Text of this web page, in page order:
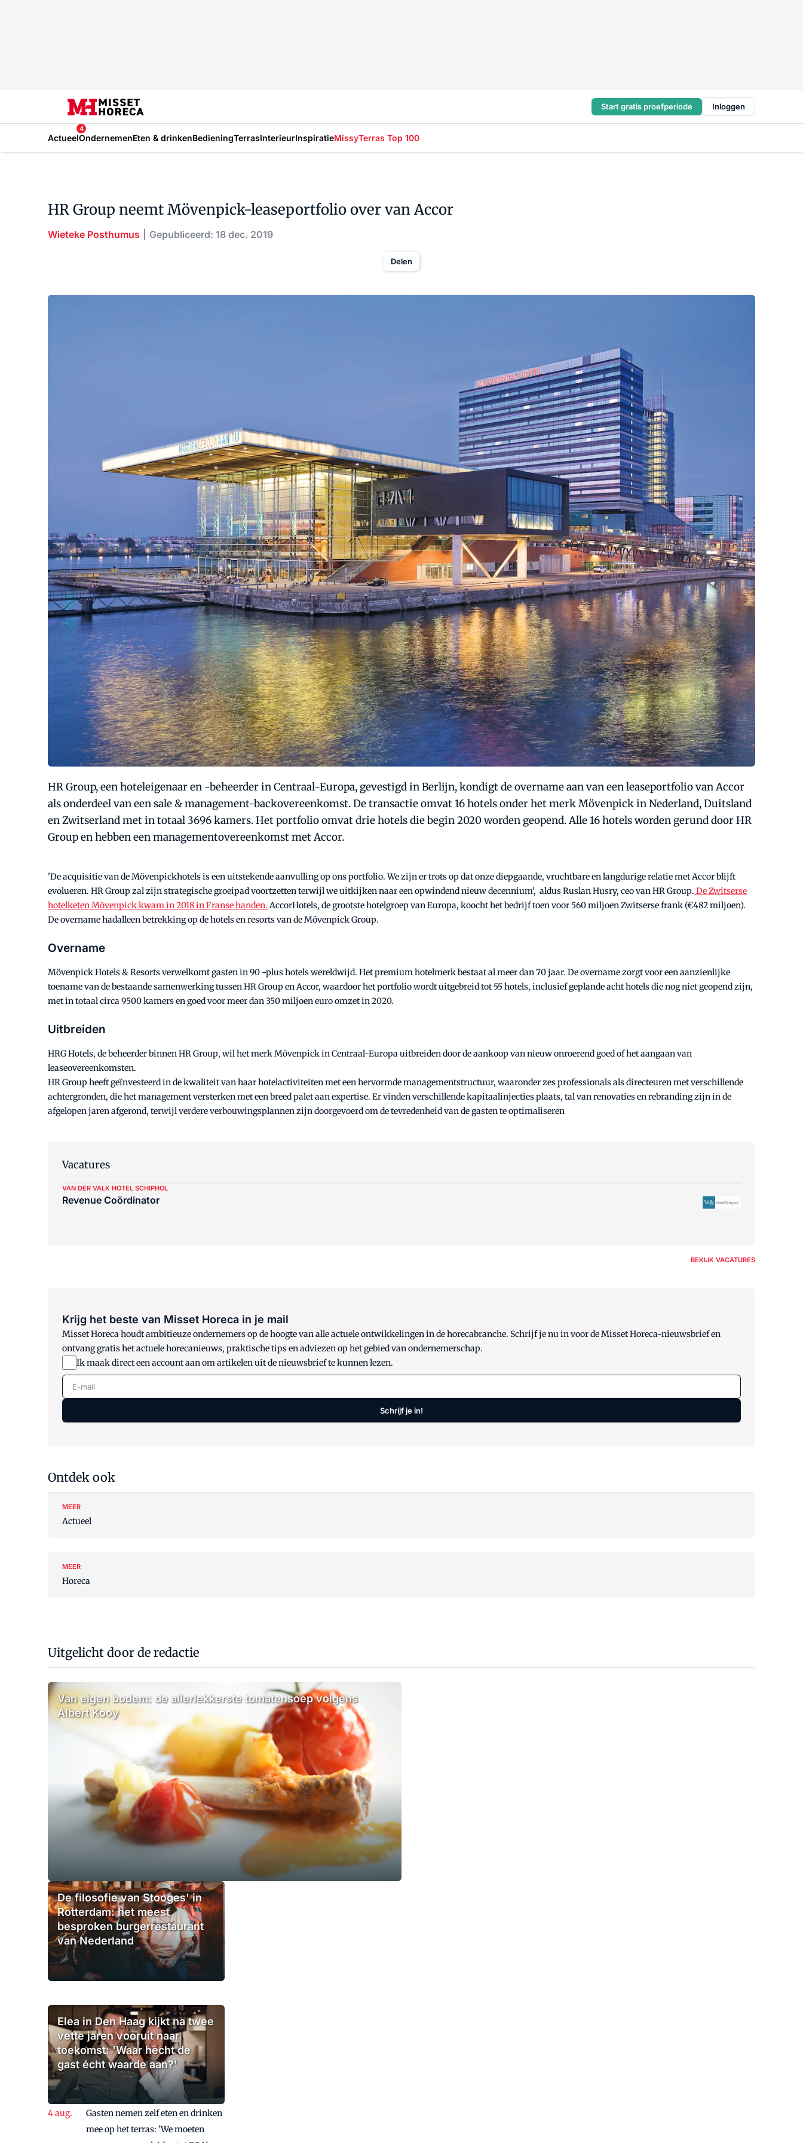
Start gratis proefperiode Inloggen
Actueel
4
OndernemenEten & drinkenBedieningTerrasInterieurInspiratieMissyTerras Top 100
HR Group neemt Mövenpick-leaseportfolio over van Accor
Wieteke Posthumus Gepubliceerd: 18 dec. 2019
Delen
HR Group, een hoteleigenaar en -beheerder in Centraal-Europa, gevestigd in Berlijn, kondigt de overname aan van een leaseportfolio van Accor
als onderdeel van een sale & management-backovereenkomst. De transactie omvat 16 hotels onder het merk Mövenpick in Nederland, Duitsland
en Zwitserland met in totaal 3696 kamers. Het portfolio omvat drie hotels die begin 2020 worden geopend. Alle 16 hotels worden gerund door HR
Group en hebben een managementovereenkomst met Accor.
'De acquisitie van de Mövenpickhotels is een uitstekende aanvulling op ons portfolio. We zijn er trots op dat onze diepgaande, vruchtbare en langdurige relatie met Accor blijft
evolueren. HR Group zal zijn strategische groeipad voortzetten terwijl we uitkijken naar een opwindend nieuw decennium', aldus Ruslan Husry, ceo van HR Group. De Zwitserse
hotelketen Mövenpick kwam in 2018 in Franse handen. AccorHotels, de grootste hotelgroep van Europa, koocht het bedrijf toen voor 560 miljoen Zwitserse frank (€482 miljoen).
De overname hadalleen betrekking op de hotels en resorts van de Mövenpick Group.
Overname
Mövenpick Hotels & Resorts verwelkomt gasten in 90 -plus hotels wereldwijd. Het premium hotelmerk bestaat al meer dan 70 jaar. De overname zorgt voor een aanzienlijke
toename van de bestaande samenwerking tussen HR Group en Accor, waardoor het portfolio wordt uitgebreid tot 55 hotels, inclusief geplande acht hotels die nog niet geopend zijn,
met in totaal circa 9500 kamers en goed voor meer dan 350 miljoen euro omzet in 2020.
Uitbreiden
HRG Hotels, de beheerder binnen HR Group, wil het merk Mövenpick in Centraal-Europa uitbreiden door de aankoop van nieuw onroerend goed of het aangaan van
leaseovereenkomsten.
HR Group heeft geïnvesteerd in de kwaliteit van haar hotelactiviteiten met een hervormde managementstructuur, waaronder zes professionals als directeuren met verschillende
achtergronden, die het management versterken met een breed palet aan expertise. Er vinden verschillende kapitaalinjecties plaats, tal van renovaties en rebranding zijn in de
afgelopen jaren afgerond, terwijl verdere verbouwingsplannen zijn doorgevoerd om de tevredenheid van de gasten te optimaliseren
Vacatures
VAN DER VALK HOTEL SCHIPHOL
Revenue Coördinator
BEKIJK VACATURES
Krijg het beste van Misset Horeca in je mail
Misset Horeca houdt ambitieuze ondernemers op de hoogte van alle actuele ontwikkelingen in de horecabranche. Schrijf je nu in voor de Misset Horeca-nieuwsbrief en
ontvang gratis het actuele horecanieuws, praktische tips en adviezen op het gebied van ondernemerschap.
Ik maak direct een account aan om artikelen uit de nieuwsbrief te kunnen lezen.
E-mail
Schrijf je in!
Ontdek ook
MEER
Actueel
MEER
Horeca
Uitgelicht door de redactie
Van eigen bodem: de allerlekkerste tomatensoep volgens
Albert Kooy
De filosofie van Stooges' in
Rotterdam: het meest
besproken burgerrestaurant
van Nederland
Elea in Den Haag kijkt na twee
vette jaren vooruit naar
toekomst: 'Waar hecht de
gast écht waarde aan?'
Gasten nemen zelf eten en drinken
mee op het terras: 'We moeten